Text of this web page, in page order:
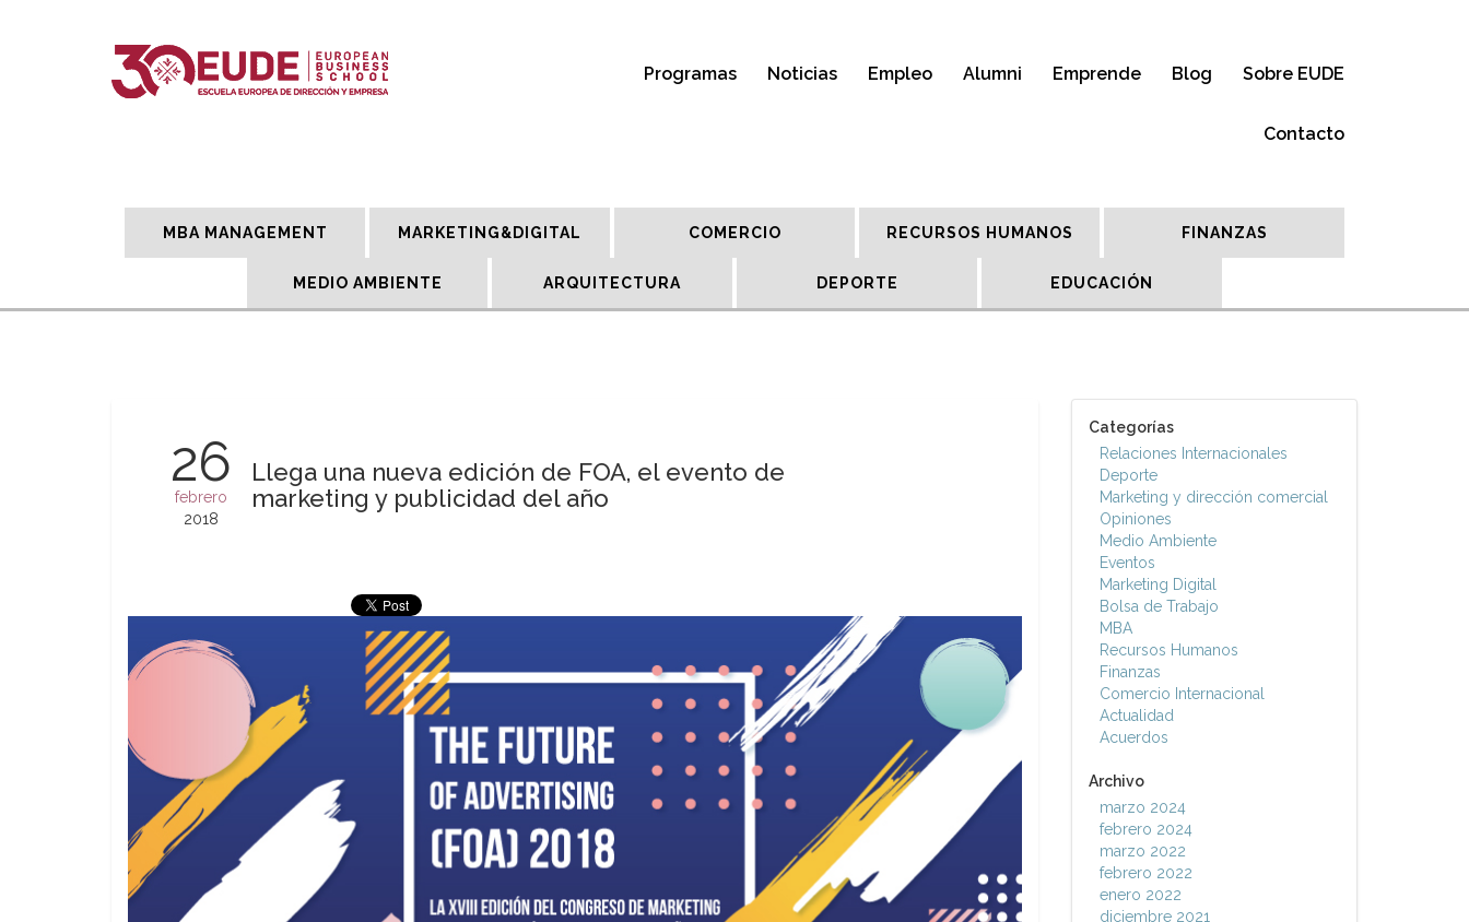
Programas Noticias Empleo Alumni Emprende Blog Sobre EUDE
Contacto
MBA MANAGEMENT MARKETING&DIGITAL COMERCIO RECURSOS HUMANOS FINANZAS
MEDIO AMBIENTE ARQUITECTURA DEPORTE EDUCACIÓN
26
febrero
2018
Llega una nueva edición de FOA, el evento de
marketing y publicidad del año
Categorías
Relaciones Internacionales
Deporte
Marketing y dirección comercial
Opiniones
Medio Ambiente
Eventos
Marketing Digital
Bolsa de Trabajo
MBA
Recursos Humanos
Finanzas
Comercio Internacional
Actualidad
Acuerdos
Archivo
marzo 2024
febrero 2024
marzo 2022
febrero 2022
enero 2022
diciembre 2021